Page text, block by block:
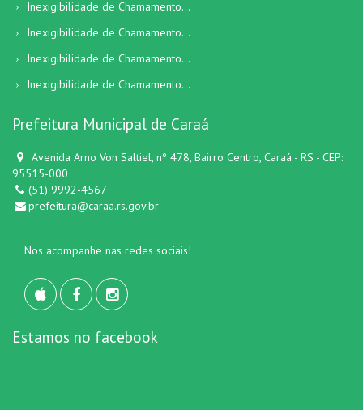
Inexigibilidade de Chamamento...
Inexigibilidade de Chamamento...
Inexigibilidade de Chamamento...
Inexigibilidade de Chamamento...
Prefeitura Municipal de Caraá
Avenida Arno Von Saltiel, nº 478, Bairro Centro, Caraá - RS - CEP:
95515-000
(51) 9992-4567
prefeitura@caraa.rs.gov.br
Nos acompanhe nas redes sociais!
Estamos no facebook